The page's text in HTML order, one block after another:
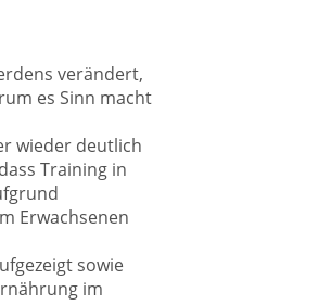
verändert,
es Sinn macht
wieder deutlich
Training in
Erwachsenen
sowie
im